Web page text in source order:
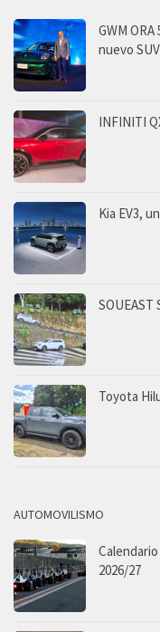
GWM
nuevo
INFINITI
Kia EV3,
SOUEAST
Toyota
AUTOMOVILISMO
2026/27